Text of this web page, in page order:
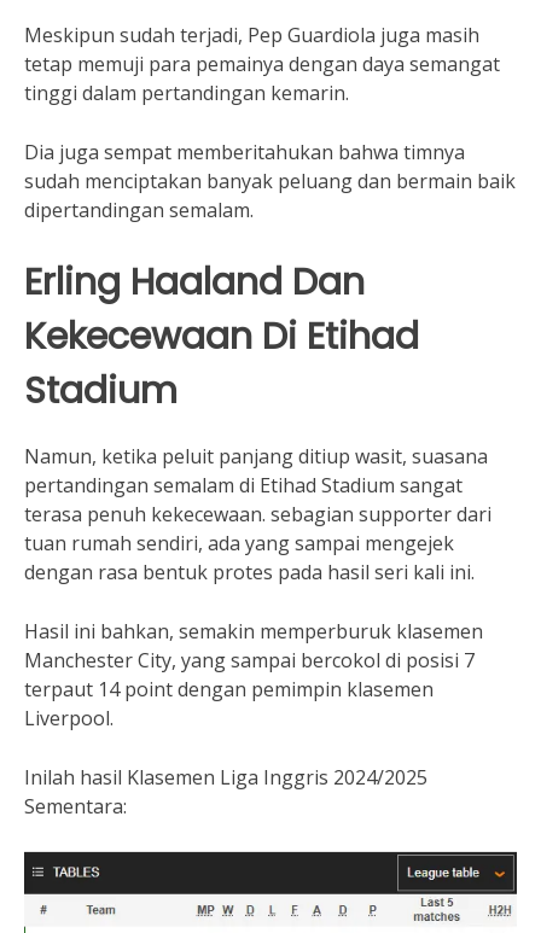
Meskipun sudah terjadi, Pep Guardiola juga masih
tetap memuji para pemainya dengan daya semangat
tinggi dalam pertandingan kemarin.
Dia juga sempat memberitahukan bahwa timnya
sudah menciptakan banyak peluang dan bermain baik
dipertandingan semalam.
Erling Haaland Dan
Kekecewaan Di Etihad
Stadium
Namun, ketika peluit panjang ditiup wasit, suasana
pertandingan semalam di Etihad Stadium sangat
terasa penuh kekecewaan. sebagian supporter dari
tuan rumah sendiri, ada yang sampai mengejek
dengan rasa bentuk protes pada hasil seri kali ini.
Hasil ini bahkan, semakin memperburuk klasemen
Manchester City, yang sampai bercokol di posisi 7
terpaut 14 point dengan pemimpin klasemen
Liverpool.
Inilah hasil Klasemen Liga Inggris 2024/2025
Sementara: